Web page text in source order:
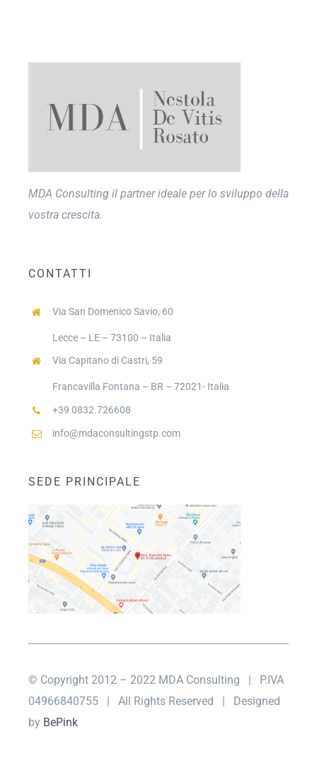
MDA Consulting il partner ideale per lo sviluppo della
vostra crescita.
CONTATTI
Via San Domenico Savio, 60
Lecce – LE – 73100 – Italia
Via Capitano di Castri, 59
Francavilla Fontana – BR – 72021- Italia
+39 0832.726608
info@mdaconsultingstp.com
SEDE PRINCIPALE
© Copyright 2012 – 2022 MDA Consulting
| P.IVA
04966840755 | All Rights Reserved | Designed
by BePink